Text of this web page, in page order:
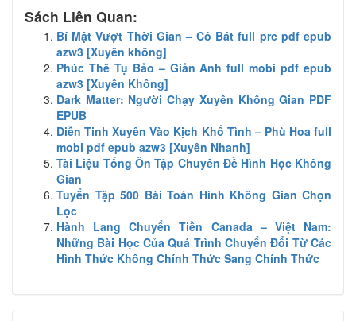
Sách Liên Quan:
Bí Mật Vượt Thời Gian – Cô Bát full prc pdf epub
azw3 [Xuyên không]
Phúc Thê Tụ Bảo – Giản Anh full mobi pdf epub
azw3 [Xuyên Không]
Dark Matter: Người Chạy Xuyên Không Gian PDF
EPUB
Diễn Tinh Xuyên Vào Kịch Khổ Tình – Phù Hoa full
mobi pdf epub azw3 [Xuyên Nhanh]
Tài Liệu Tổng Ôn Tập Chuyên Đề Hình Học Không
Gian
Tuyển Tập 500 Bài Toán Hình Không Gian Chọn
Lọc
Hành Lang Chuyển Tiền Canada – Việt Nam:
Những Bài Học Của Quá Trình Chuyển Đổi Từ Các
Hình Thức Không Chính Thức Sang Chính Thức